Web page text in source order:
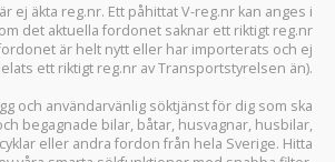
ej äkta reg.nr. Ett påhittat V-reg.nr kan anges i
det aktuella fordonet saknar ett riktigt reg.nr
är helt nytt eller har importerats och ej
ett riktigt reg.nr av Transportstyrelsen än).
och användarvänlig söktjänst för dig som ska
begagnade bilar, båtar, husvagnar, husbilar,
eller andra fordon från hela Sverige. Hitta